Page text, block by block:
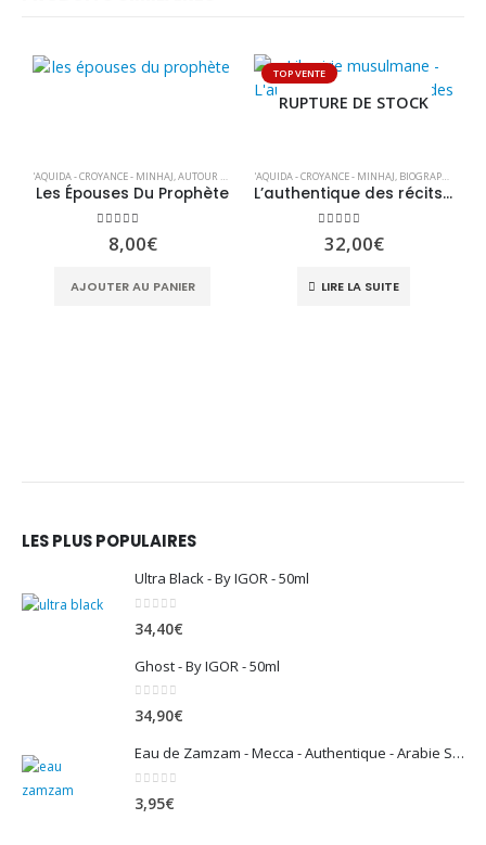
'AQUIDA - CROYANCE - MINHAJ,AUTOUR DE LA FEMME ,BIOGRAPHIE & RÉCITS,LIVRE EN FRANÇAIS
Les Épouses Du Prophète
5.00 sur 5
8,00€
AJOUTER AU PANIER
TOP VENTE
RUPTURE DE STOCK
'AQUIDA - CROYANCE - MINHAJ, BIOGRAPHIE & RÉCITS
L’authentique des récits des prophètes – Ibn Kathir
5.00 sur 5
32,00€
LIRE LA SUITE
LES PLUS POPULAIRES
Ultra Black - By IGOR - 50ml
34,40€
Ghost - By IGOR - 50ml
0 sur 5
34,90€
Eau de Zamzam - Mecca - Authentique - Arabie Saoudite - 500 ml
3,95€